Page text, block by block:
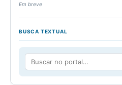
Em breve
BUSCA TEXTUAL